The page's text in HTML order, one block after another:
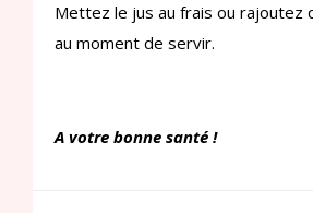
Mettez le jus au frais ou rajoutez
au moment de servir.
A votre bonne santé !